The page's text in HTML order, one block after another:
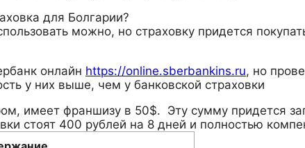
для Болгарии?
можно, но страховку придется
онлайн https://online.sberbankins.ru, но
у них выше, чем у банковской страховки
имеет франшизу в 50$. Эту сумму придется
стоят 400 рублей на 8 дней и полностью